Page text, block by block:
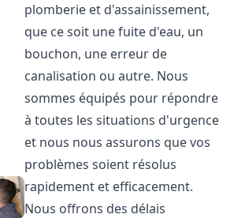
plomberie et d'assainissement,
que ce soit une fuite d'eau, un
bouchon, une erreur de
canalisation ou autre. Nous
sommes équipés pour répondre
à toutes les situations d'urgence
et nous nous assurons que vos
problèmes soient résolus
rapidement et efficacement.
Nous offrons des délais